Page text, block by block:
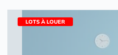
LOTS À LOUER